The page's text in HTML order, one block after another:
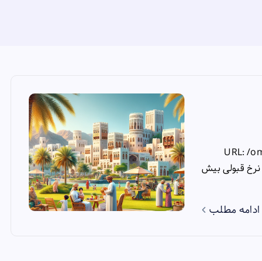
URL: /
نرخ قبولی بیش
ادامه مطلب